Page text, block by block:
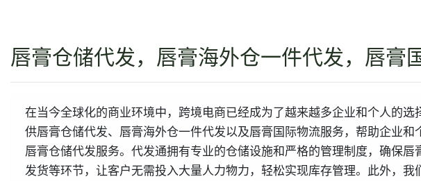
唇膏仓储代发，唇膏海外仓一件代发，唇膏
在当今全球化的商业环境中，跨境电商已经成为了越来越多企业和个人的
供唇膏仓储代发、唇膏海外仓一件代发以及唇膏国际物流服务，帮助企业和
唇膏仓储代发服务。代发通拥有专业的仓储设施和严格的管理制度，确保
发货等环节，让客户无需投入大量人力物力，轻松实现库存管理。此外，